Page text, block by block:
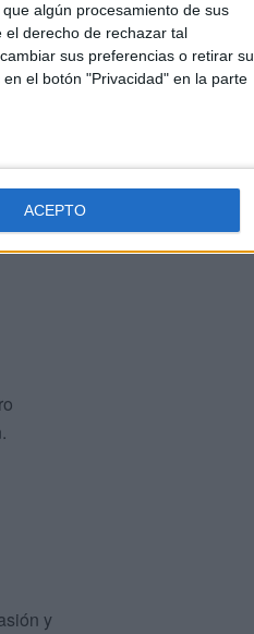
algún procesamiento de sus
derecho de rechazar tal
sus preferencias o retirar su
el botón "Privacidad" en la parte
ACEPTO
y